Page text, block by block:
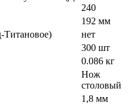
240
192 мм
Титановое)
нет
300 шт
0.086 кг
Нож
столовый
1,8 мм